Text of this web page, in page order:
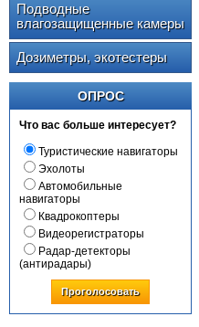
Подводные
влагозащищенные камеры
Дозиметры, экотестеры
ОПРОС
Что вас больше интересует?
Туристические навигаторы
Эхолоты
Автомобильные
навигаторы
Квадрокоптеры
Видеорегистраторы
Радар-детекторы
(антирадары)
Проголосовать